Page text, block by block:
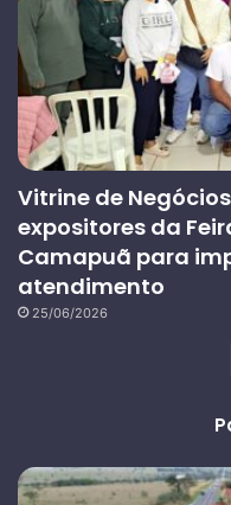
Vitrine de
expositores da
Camapuã para
atendimento
25/06/2026